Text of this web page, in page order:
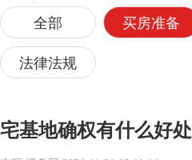
全部 买房准备
法律法规
宅基地确权有什么好处